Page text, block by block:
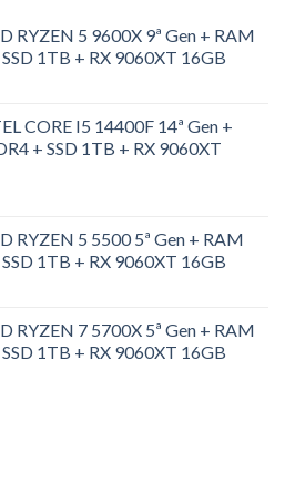
RYZEN 5 9600X 9ª Gen + RAM
1TB + RX 9060XT 16GB
CORE I5 14400F 14ª Gen +
+ SSD 1TB + RX 9060XT
RYZEN 5 5500 5ª Gen + RAM
1TB + RX 9060XT 16GB
RYZEN 7 5700X 5ª Gen + RAM
1TB + RX 9060XT 16GB